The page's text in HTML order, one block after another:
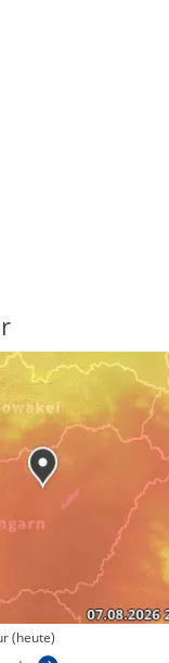
(heute)